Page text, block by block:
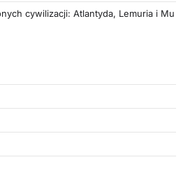
cywilizacji: Atlantyda, Lemuria i Mu